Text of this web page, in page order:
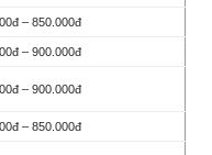
– 850.000đ
– 900.000đ
– 900.000đ
– 850.000đ